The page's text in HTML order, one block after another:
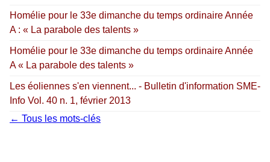
Homélie pour le 33e dimanche du temps ordinaire Année
A : « La parabole des talents »
Homélie pour le 33e dimanche du temps ordinaire Année
A « La parabole des talents »
Les éoliennes s'en viennent... - Bulletin d'information SME-
Info Vol. 40 n. 1, février 2013
← Tous les mots-clés